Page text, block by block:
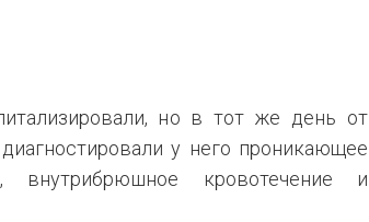
но в тот же день от
у него проникающее
кровотечение и